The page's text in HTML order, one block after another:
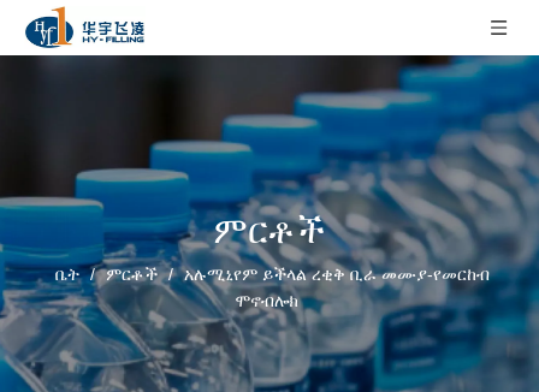
ምርቶች
ቤት / ምርቶች / አሉሚኒየም ይችላል ረቂቅ ቢራ መሙያ-የመርከብ
ሞኖብሎክ